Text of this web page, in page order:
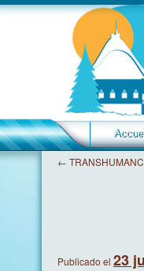
←
Publicado el 23